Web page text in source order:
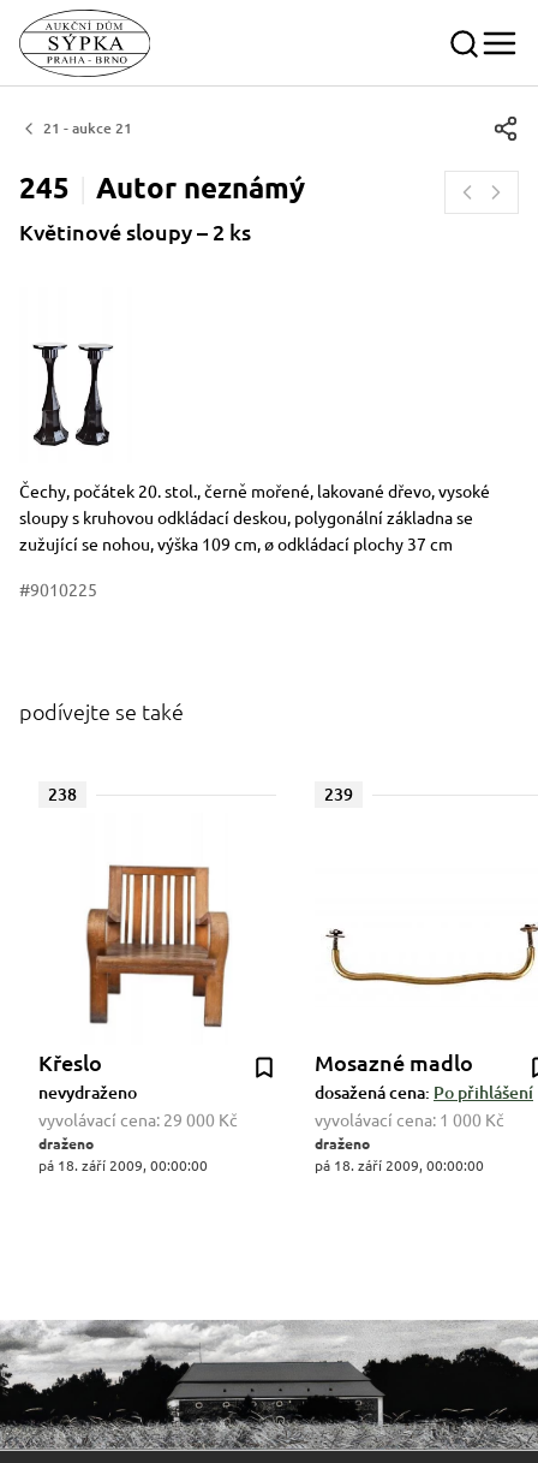
21 - aukce 21
245 Autor neznámý
Květinové sloupy – 2 ks
Rozměry
Stručný popis předmětu
Čechy, počátek 20. stol., černě mořené, lakované dřevo, vysoké
sloupy s kruhovou odkládací deskou, polygonální základna se
zužující se nohou, výška 109 cm, ø odkládací plochy 37 cm
#9010225
podívejte se také
238
Křeslo
nevydraženo
vyvolávací cena: 29 000 Kč
draženo
pá 18. září 2009, 00:00:00
239
Mosazné madlo
dosažená cena: Po přihlášení
vyvolávací cena: 1 000 Kč
draženo
pá 18. září 2009, 00:00:00